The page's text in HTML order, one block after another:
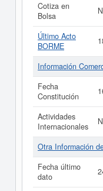
Cotiza en
Bolsa
Último Acto
BORME
Información
Fecha
Constitución
Actividades
Internacionales
Otra Información
Fecha último
dato